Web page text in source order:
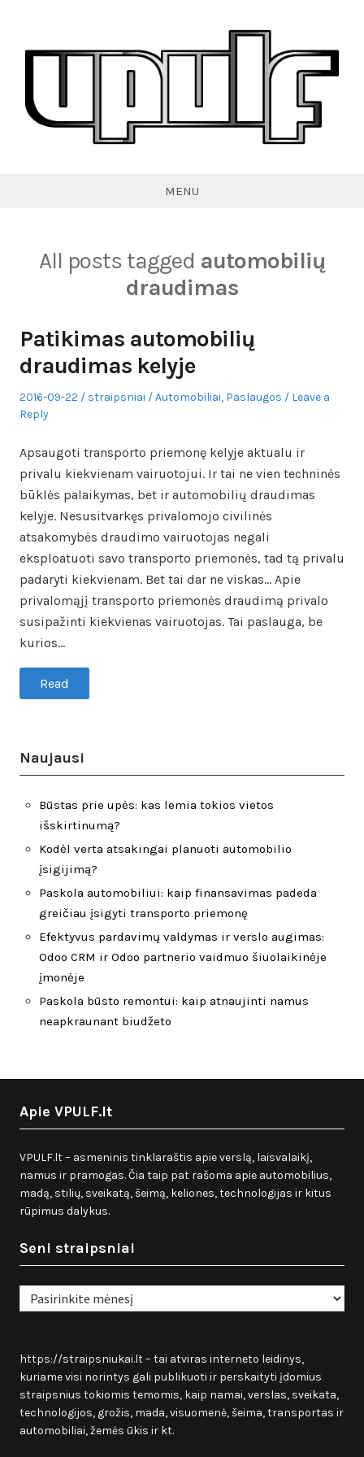
content
MENU
All posts tagged automobilių
draudimas
Patikimas automobilių
draudimas kelyje
Posted
on
2016-09-22 Author
straipsniai
Posted
Automobiliai, Paslaugos
Leave a
Reply
Apsaugoti transporto priemonę kelyje aktualu ir
privalu kiekvienam vairuotojui. Ir tai ne vien techninės
būklės palaikymas, bet ir automobilių draudimas
kelyje. Nesusitvarkęs privalomojo civilinės
atsakomybės draudimo vairuotojas negali
eksploatuoti savo transporto priemonės, tad tą privalu
padaryti kiekvienam. Bet tai dar ne viskas… Apie
privalomąjį transporto priemonės draudimą privalo
susipažinti kiekvienas vairuotojas. Tai paslauga, be
kurios…
Read
Naujausi
Būstas prie upės: kas lemia tokios vietos
išskirtinumą?
Kodėl verta atsakingai planuoti automobilio
įsigijimą?
Paskola automobiliui: kaip finansavimas padeda
greičiau įsigyti transporto priemonę
Efektyvus pardavimų valdymas ir verslo augimas:
Odoo CRM ir Odoo partnerio vaidmuo šiuolaikinėje
įmonėje
Paskola būsto remontui: kaip atnaujinti namus
neapkraunant biudžeto
Apie VPULF.lt
VPULF.lt – asmeninis tinklaraštis apie verslą, laisvalaikį,
namus ir pramogas. Čia taip pat rašoma apie automobilius,
madą, stilių, sveikatą, šeimą, keliones, technologijas ir kitus
rūpimus dalykus.
Seni straipsniai
Seni
straipsniai
https://straipsniukai.lt– tai atviras interneto leidinys,
kuriame visi norintys gali publikuoti ir perskaityti įdomius
straipsnius tokiomis temomis, kaip namai, verslas, sveikata,
technologijos, grožis, mada, visuomenė, šeima, transportas ir
automobiliai, žemės ūkis ir kt.